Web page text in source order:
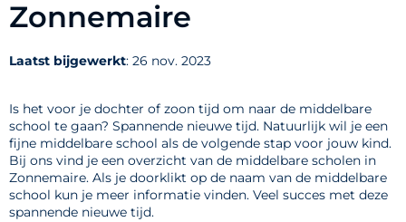
Zonnemaire
Laatst bijgewerkt: 26 nov. 2023
Is het voor je dochter of zoon tijd om naar de middelbare
school te gaan? Spannende nieuwe tijd. Natuurlijk wil je een
fijne middelbare school als de volgende stap voor jouw kind.
Bij ons vind je een overzicht van de middelbare scholen in
Zonnemaire. Als je doorklikt op de naam van de middelbare
school kun je meer informatie vinden. Veel succes met deze
spannende nieuwe tijd.